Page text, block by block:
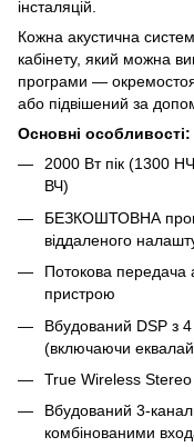
інсталяцій.
Кожна акустична
кабінету, який можна
програми —
або підвішений за
Основні особливості:
2000 Вт пік (1300
ВЧ)
БЕЗКОШТОВНА
віддаленого
Потокова передача
пристрою
Вбудований DSP з
(включаючи
True Wireless
Вбудований 3-
комбінованими